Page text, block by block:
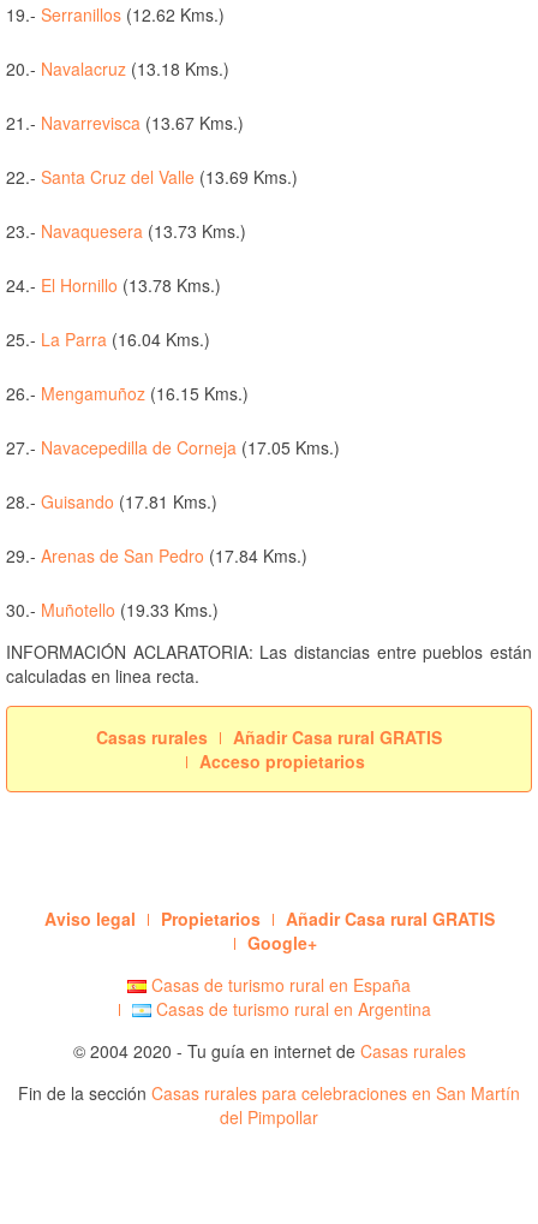
19.- Serranillos (12.62 Kms.)
20.- Navalacruz (13.18 Kms.)
21.- Navarrevisca (13.67 Kms.)
22.- Santa Cruz del Valle (13.69 Kms.)
23.- Navaquesera (13.73 Kms.)
24.- El Hornillo (13.78 Kms.)
25.- La Parra (16.04 Kms.)
26.- Mengamuñoz (16.15 Kms.)
27.- Navacepedilla de Corneja (17.05 Kms.)
28.- Guisando (17.81 Kms.)
29.- Arenas de San Pedro (17.84 Kms.)
30.- Muñotello (19.33 Kms.)
INFORMACIÓN ACLARATORIA: Las distancias entre pueblos están
calculadas en linea recta.
Casas rurales
Añadir Casa rural GRATIS
Acceso propietarios
Aviso legal Propietarios
Añadir Casa rural GRATIS
Google+
Casas de turismo rural en España
Casas de turismo rural en Argentina
© 2004 2020 - Tu guía en internet de Casas rurales
Fin de la sección Casas rurales para celebraciones en San Martín
del Pimpollar